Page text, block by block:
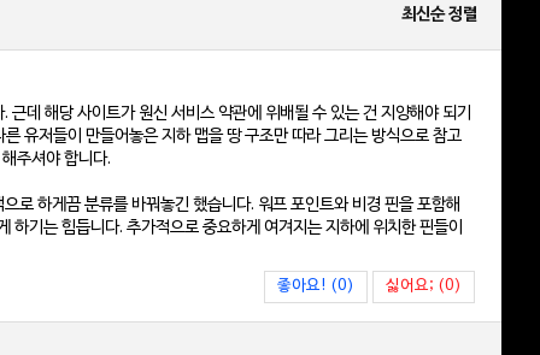
최신순 정렬
데 해당 사이트가 원신 서비스 약관에 위배될 수 있는 건 지양해야 되기
유저들이 만들어놓은 지하 맵을 땅 구조만 따라 그리는 방식으로 참고
주셔야 합니다.
로 하게끔 분류를 바꿔놓긴 했습니다. 워프 포인트와 비경 핀을 포함해
기는 힘듭니다. 추가적으로 중요하게 여겨지는 지하에 위치한 핀들이
좋아요! (0) 싫어요; (0)